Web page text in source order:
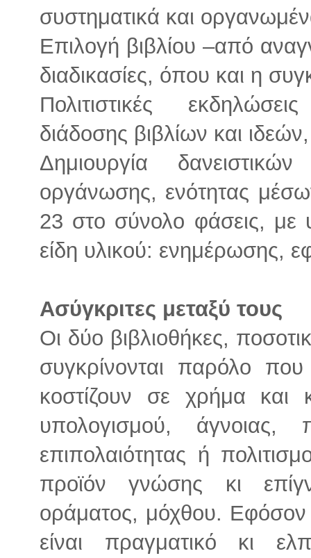
συστηματικά και
Επιλογή βιβλίου –από
διαδικασίες, όπου και η
Πολιτιστικές
διάδοσης βιβλίων και ιδεών,
Δημιουργία
οργάνωσης, ενότητας
23 στο σύνολο φάσεις, με
είδη υλικού: ενημέρωσης,
Ασύγκριτες μεταξύ τους
Οι δύο βιβλιοθήκες,
συγκρίνονται παρόλο
κοστίζουν σε χρήμα
υπολογισμού,
επιπολαιότητας ή
προϊόν γνώσης κι
οράματος, μόχθου.
είναι πραγματικό κι